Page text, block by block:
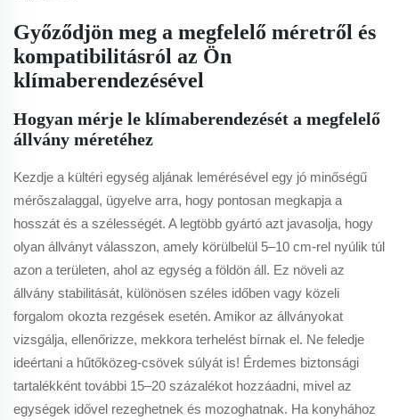
Győződjön meg a megfelelő méretről és
kompatibilitásról az Ön
klímaberendezésével
Hogyan mérje le klímaberendezését a megfelelő
állvány méretéhez
Kezdje a kültéri egység aljának lemérésével egy jó minőségű
mérőszalaggal, ügyelve arra, hogy pontosan megkapja a
hosszát és a szélességét. A legtöbb gyártó azt javasolja, hogy
olyan állványt válasszon, amely körülbelül 5–10 cm-rel nyúlik túl
azon a területen, ahol az egység a földön áll. Ez növeli az
állvány stabilitását, különösen széles időben vagy közeli
forgalom okozta rezgések esetén. Amikor az állványokat
vizsgálja, ellenőrizze, mekkora terhelést bírnak el. Ne feledje
ideértani a hűtőközeg-csövek súlyát is! Érdemes biztonsági
tartalékként további 15–20 százalékot hozzáadni, mivel az
egységek idővel rezeghetnek és mozoghatnak. Ha konyhához